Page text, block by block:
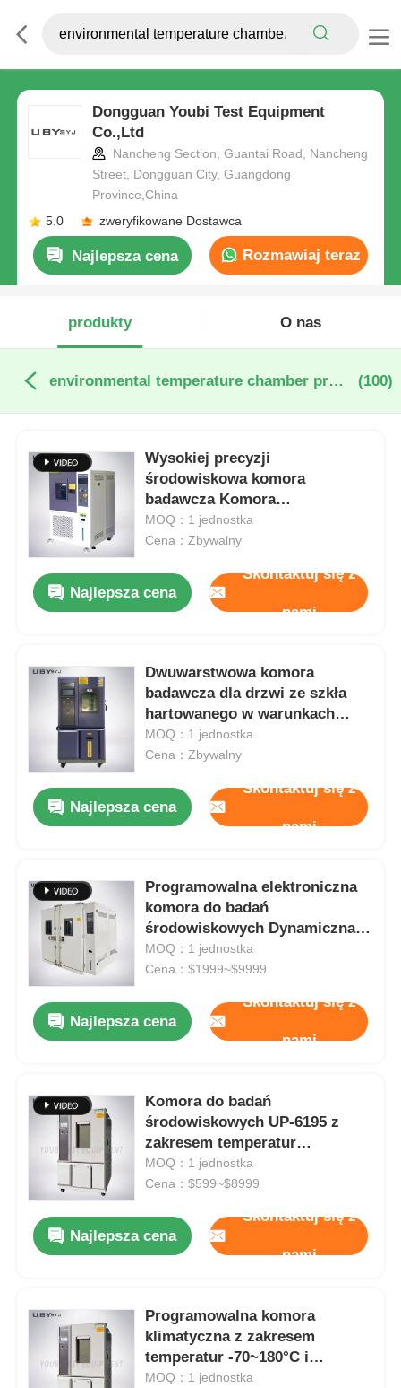
Dongguan Youbi Test Equipment
Co.,Ltd
Nancheng Section, Guantai Road, Nancheng
Street, Dongguan City, Guangdong
Province,China
5.0
zweryfikowane Dostawca
Najlepsza cena Rozmawiaj teraz
produkty O nas
environmental temperature chamber produkcja online (100)
Wysokiej precyzji
środowiskowa komora
badawcza Komora
kontrolowana temperaturą i
wilgotnością UP-6195
MOQ：1 jednostka
Cena：Zbywalny
Najlepsza cena
Skontaktuj się z
nami
Dwuwarstwowa komora
badawcza dla drzwi ze szkła
hartowanego w warunkach
środowiskowych o
temperaturze od -55°C do
±2,5%R.H.
MOQ：1 jednostka
Cena：Zbywalny
Najlepsza cena
Skontaktuj się z
nami
Programowalna elektroniczna
komora do badań
środowiskowych Dynamiczna
komora do badania temperatury
i wilgotności
MOQ：1 jednostka
Cena：$1999~$9999
Najlepsza cena
Skontaktuj się z
nami
Komora do badań
środowiskowych UP-6195 z
zakresem temperatur
-70~180°C, kontrolą wilgotności
20%~98% i programowalnym
MOQ：1 jednostka
Cena：$599~$8999
Najlepsza cena
Skontaktuj się z
nami
Programowalna komora
klimatyczna z zakresem
temperatur -70~180°C i
zakresem wilgotności 20%~98%
MOQ：1 jednostka